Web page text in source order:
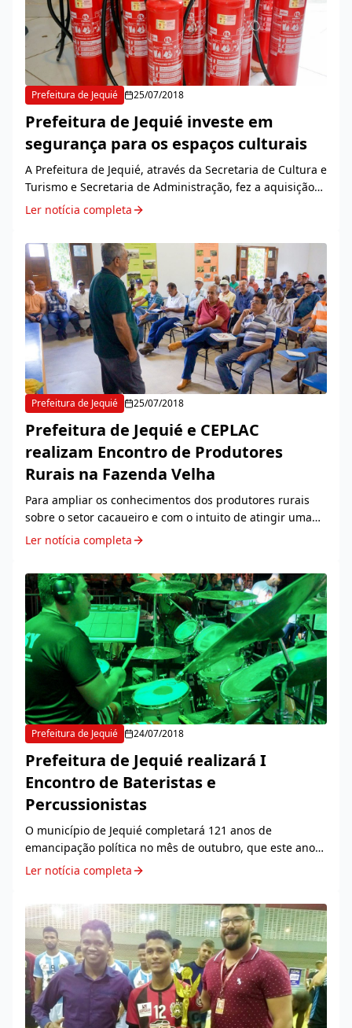
Prefeitura de Jequié 25/07/2018
Prefeitura de Jequié investe em
segurança para os espaços culturais
A Prefeitura de Jequié, através da Secretaria de Cultura e
Turismo e Secretaria de Administração, fez a aquisição
de novos extintores de proteção ativa contra incêndio,
para todos os espaços culturais...
Ler notícia completa
Prefeitura de Jequié 25/07/2018
Prefeitura de Jequié e CEPLAC
realizam Encontro de Produtores
Rurais na Fazenda Velha
Para ampliar os conhecimentos dos produtores rurais
sobre o setor cacaueiro e com o intuito de atingir uma
maior produção na região, através do 'Projeto 200', que
visa a produção anual de 200 arrobas...
Ler notícia completa
Prefeitura de Jequié 24/07/2018
Prefeitura de Jequié realizará I
Encontro de Bateristas e
Percussionistas
O município de Jequié completará 121 anos de
emancipação política no mês de outubro, que este ano
estará celebrando o centenário do poeta e professor Luiz
Cotrim. Em função disso, diversas outras açõe...
Ler notícia completa